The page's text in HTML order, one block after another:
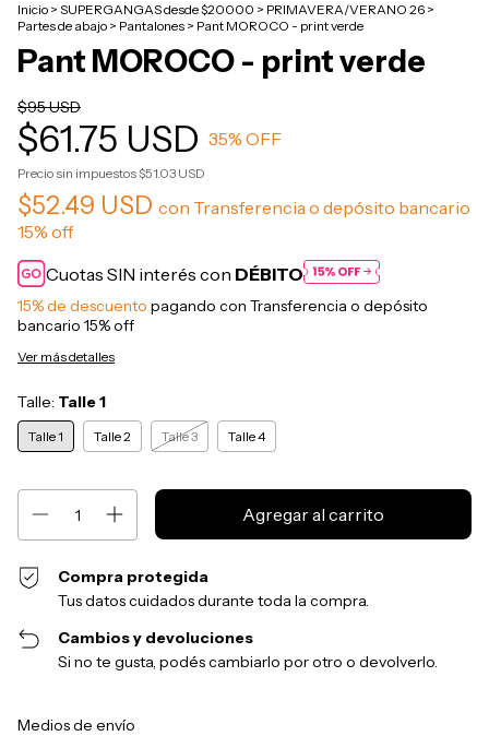
Inicio > SUPERGANGAS desde $20000 > PRIMAVERA/VERANO 26 >
Partes de abajo > Pantalones > Pant MOROCO - print verde
Pant MOROCO - print verde
$95 USD
$61.75 USD 35% OFF
Precio sin impuestos$51.03 USD
$52.49 USD con Transferencia o depósito bancario
15% off
Cuotas SIN interés con DÉBITO
15% de descuento pagando con Transferencia o depósito
bancario 15% off
Ver más detalles
Talle: Talle 1
Talle 1 Talle 2 Talle 3 Talle 4
Compra protegida
Tus datos cuidados durante toda la compra.
Cambios y devoluciones
Si no te gusta, podés cambiarlo por otro o devolverlo.
Entregas para el CP:
Medios de envío